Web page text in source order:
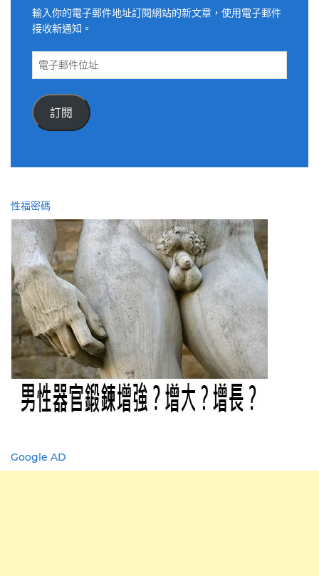
輸入你的電子郵件地址訂閱網站的新文章，使用電子郵件
接收新通知。
電
件
位
訂閱
性福密碼
Google AD